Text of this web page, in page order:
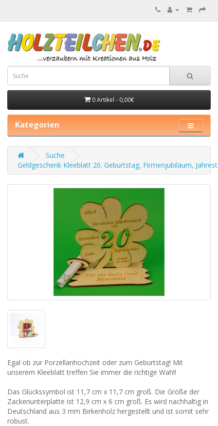
0 Artikel - 0,00€
Kategorien
Suche
Geldgeschenk Kleeblatt 20. Geburtstag, Firmenjubiläum,
Egal ob zur Porzellanhochzeit oder zum Geburtstag! Mit
unserem Kleeblatt treffen Sie immer die richtige Wahl!
Das Glückssymbol ist 11,7 cm x 11,7 cm groß. Die Größe der
Zackenunterplatte ist 12,9 cm x 6 cm groß. Es wird nachhaltig in
Deutschland aus 3 mm Birkenholz hergestellt und ist somit sehr
robust.